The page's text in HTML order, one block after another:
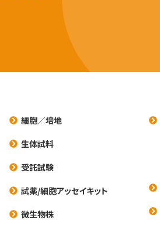
細胞／培地
生体試料
受託試験
試薬/細胞アッセイキット
微生物株